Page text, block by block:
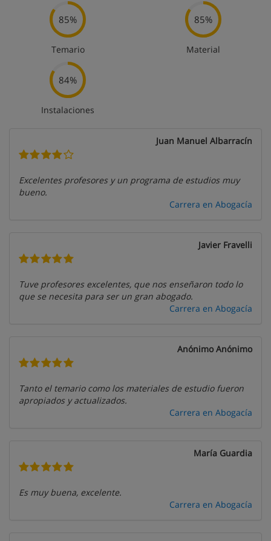
85%
Temario
85%
Material
84%
Instalaciones
Juan Manuel Albarracín
Excelentes profesores y un programa de estudios muy
bueno.
Carrera en Abogacía
Javier Fravelli
Tuve profesores excelentes, que nos enseñaron todo lo
que se necesita para ser un gran abogado.
Carrera en Abogacía
Anónimo Anónimo
Tanto el temario como los materiales de estudio fueron
apropiados y actualizados.
Carrera en Abogacía
María Guardia
Es muy buena, excelente.
Carrera en Abogacía